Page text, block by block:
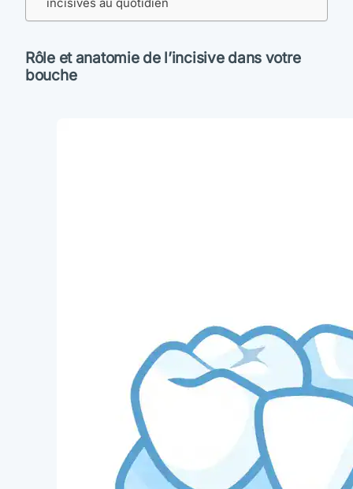
Rôle et anatomie de l’incisive dans votre
bouche